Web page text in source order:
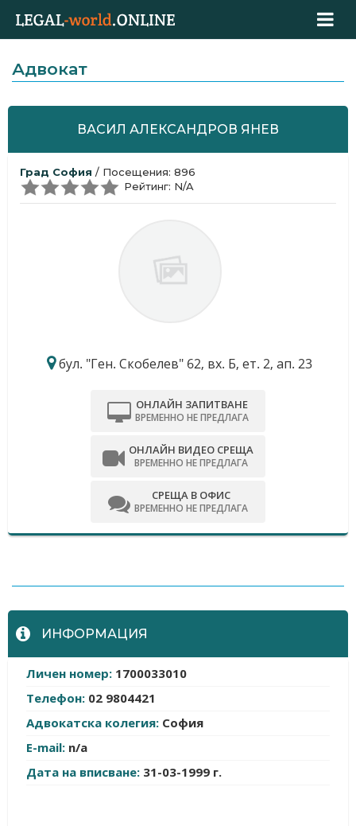
Адвокат
ВАСИЛ АЛЕКСАНДРОВ ЯНЕВ
Град София / Посещения: 896
Рейтинг: N/A
бул. "Ген. Скобелев" 62, вх. Б, ет. 2, ап. 23
ОНЛАЙН ЗАПИТВАНЕ
ВРЕМЕННО НЕ ПРЕДЛАГА
ОНЛАЙН ВИДЕО СРЕЩА
ВРЕМЕННО НЕ ПРЕДЛАГА
СРЕЩА В ОФИС
ВРЕМЕННО НЕ ПРЕДЛАГА
ИНФОРМАЦИЯ
Личен номер: 1700033010
Телефон: 02 9804421
Адвокатска колегия: София
E-mail: n/a
Дата на вписване: 31-03-1999 г.